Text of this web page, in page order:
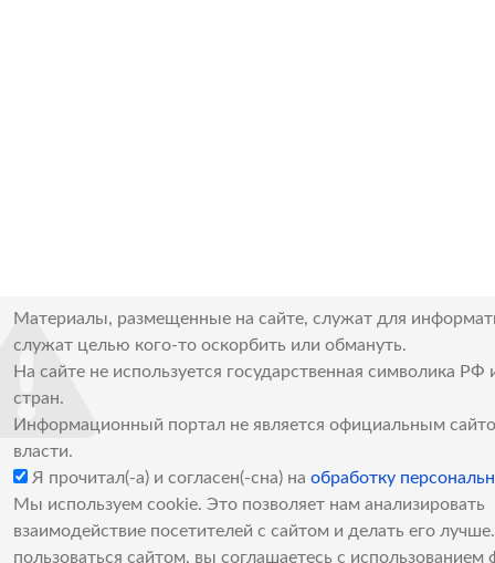
Материалы, размещенные на сайте, служат для
служат целью кого-то оскорбить или обмануть.
На сайте не используется государственная символика РФ
стран.
Информационный портал не является официальным
власти.
Я прочитал(-а) и согласен(-сна) на обработку
Мы используем cookie. Это позволяет нам анализировать
взаимодействие посетителей с сайтом и делать его
пользоваться сайтом, вы соглашаетесь с использованием